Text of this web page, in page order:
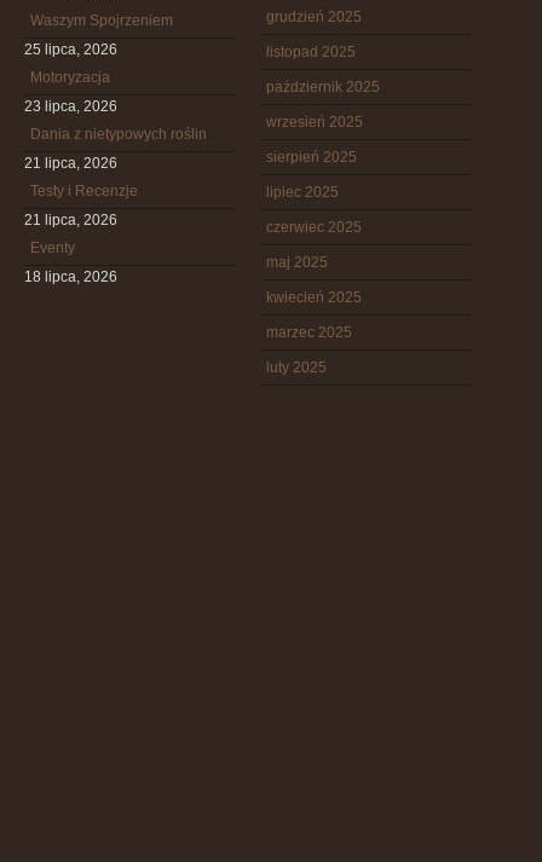
Waszym Spojrzeniem
25 lipca, 2026
Motoryzacja
23 lipca, 2026
Dania z nietypowych roślin
21 lipca, 2026
Testy i Recenzje
21 lipca, 2026
Eventy
18 lipca, 2026
grudzień 2025
listopad 2025
październik 2025
wrzesień 2025
sierpień 2025
lipiec 2025
czerwiec 2025
maj 2025
kwiecień 2025
marzec 2025
luty 2025